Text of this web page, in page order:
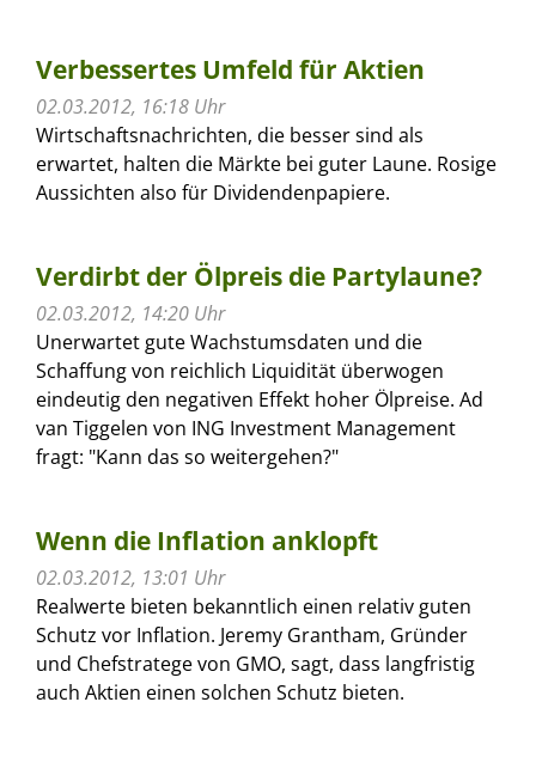
Verbessertes Umfeld für Aktien
02.03.2012, 16:18 Uhr
Wirtschaftsnachrichten, die besser sind als
erwartet, halten die Märkte bei guter Laune. Rosige
Aussichten also für Dividendenpapiere.
Verdirbt der Ölpreis die Partylaune?
02.03.2012, 14:20 Uhr
Unerwartet gute Wachstumsdaten und die
Schaffung von reichlich Liquidität überwogen
eindeutig den negativen Effekt hoher Ölpreise. Ad
van Tiggelen von ING Investment Management
fragt: "Kann das so weitergehen?"
Wenn die Inflation anklopft
02.03.2012, 13:01 Uhr
Realwerte bieten bekanntlich einen relativ guten
Schutz vor Inflation. Jeremy Grantham, Gründer
und Chefstratege von GMO, sagt, dass langfristig
auch Aktien einen solchen Schutz bieten.